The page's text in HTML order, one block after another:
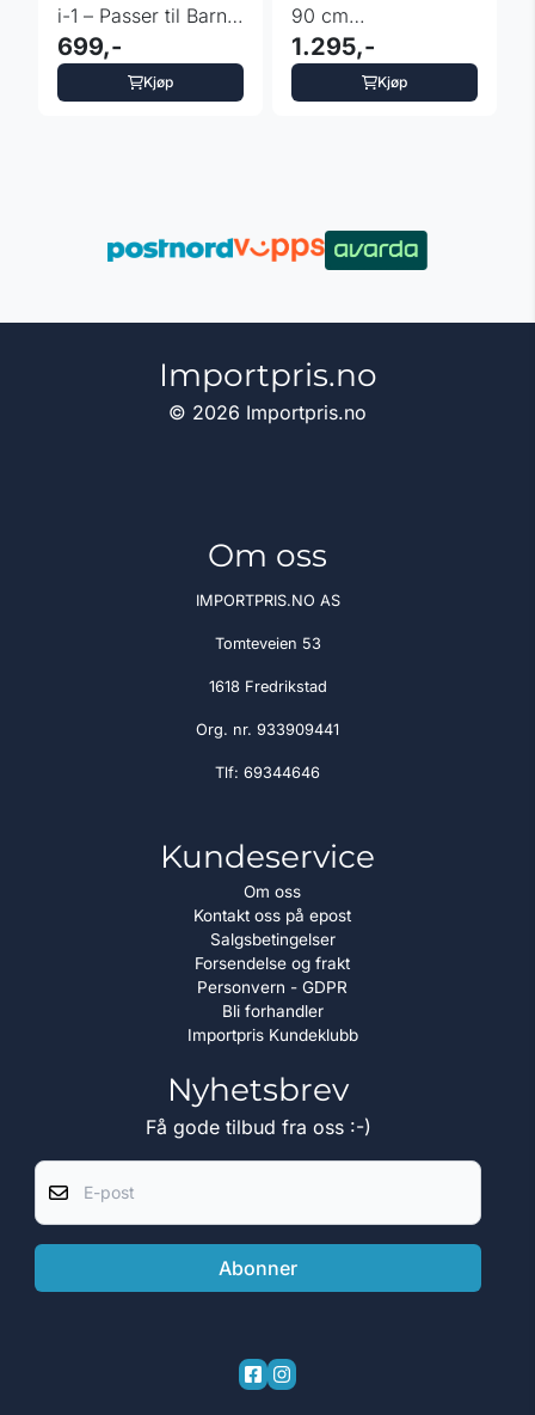
i-1 – Passer til Barn
og ...
699,-
Kjøp
90 cm
klassisk/hvitlakkert
bøk
1.295,-
Kjøp
Importpris.no
© 2026 Importpris.no
Om oss
IMPORTPRIS.NO AS
Tomteveien 53
1618 Fredrikstad
Org. nr. 933909441
Tlf: 69344646
Kundeservice
Om oss
Kontakt oss på epost
Salgsbetingelser
Forsendelse og frakt
Personvern - GDPR
Bli forhandler
Importpris Kundeklubb
Nyhetsbrev
Få gode tilbud fra oss :-)
Abonner